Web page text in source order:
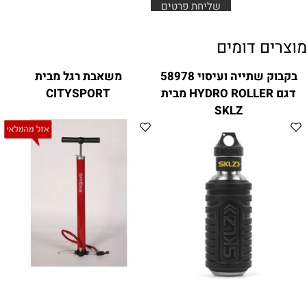
מוצרים דומים
בקבוק שתייה ועיסוי 58978
דגם HYDRO ROLLER מבית
SKLZ
משאבת רגל מבית
CITYSPORT